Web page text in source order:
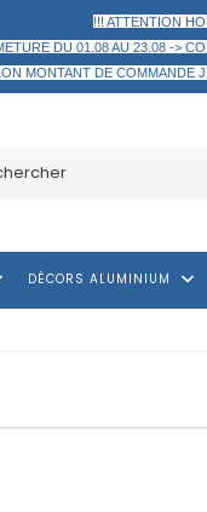
!!! ATTENTION
DU 01.08 AU 23.08 ->
MONTANT DE COMMANDE
DÉCORS ALUMINIUM keyboard_arrow_down